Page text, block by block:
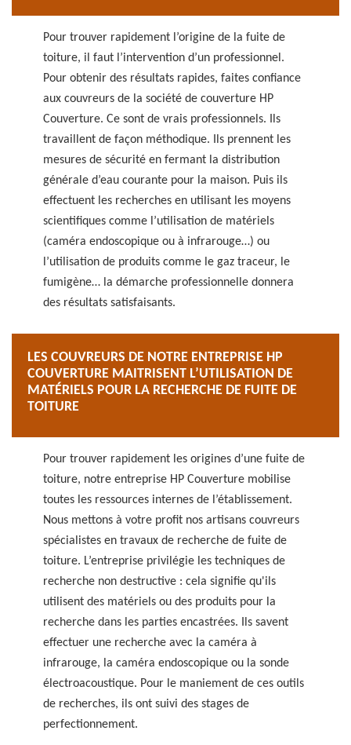
Pour trouver rapidement l’origine de la fuite de
toiture, il faut l’intervention d’un professionnel.
Pour obtenir des résultats rapides, faites confiance
aux couvreurs de la société de couverture HP
Couverture. Ce sont de vrais professionnels. Ils
travaillent de façon méthodique. Ils prennent les
mesures de sécurité en fermant la distribution
générale d’eau courante pour la maison. Puis ils
effectuent les recherches en utilisant les moyens
scientifiques comme l’utilisation de matériels
(caméra endoscopique ou à infrarouge…) ou
l’utilisation de produits comme le gaz traceur, le
fumigène… la démarche professionnelle donnera
des résultats satisfaisants.
LES COUVREURS DE NOTRE ENTREPRISE HP
COUVERTURE MAITRISENT L’UTILISATION DE
MATÉRIELS POUR LA RECHERCHE DE FUITE DE
TOITURE
Pour trouver rapidement les origines d’une fuite de
toiture, notre entreprise HP Couverture mobilise
toutes les ressources internes de l’établissement.
Nous mettons à votre profit nos artisans couvreurs
spécialistes en travaux de recherche de fuite de
toiture. L’entreprise privilégie les techniques de
recherche non destructive : cela signifie qu'ils
utilisent des matériels ou des produits pour la
recherche dans les parties encastrées. Ils savent
effectuer une recherche avec la caméra à
infrarouge, la caméra endoscopique ou la sonde
électroacoustique. Pour le maniement de ces outils
de recherches, ils ont suivi des stages de
perfectionnement.